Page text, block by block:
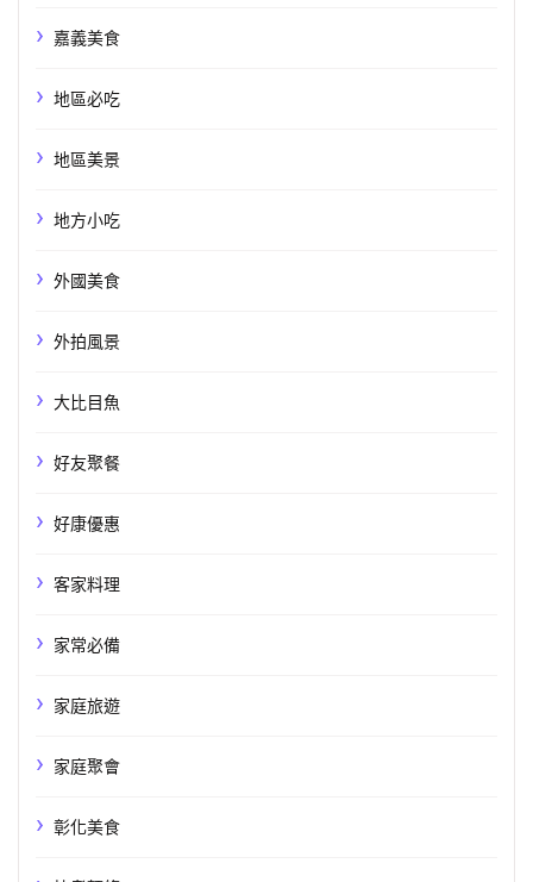
嘉義美食
地區必吃
地區美景
地方小吃
外國美食
外拍風景
大比目魚
好友聚餐
好康優惠
客家料理
家常必備
家庭旅遊
家庭聚會
彰化美食